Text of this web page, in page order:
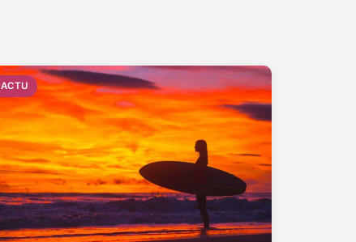
ACTU